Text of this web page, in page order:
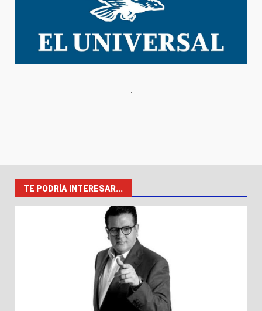
TE PODRÍA INTERESAR...